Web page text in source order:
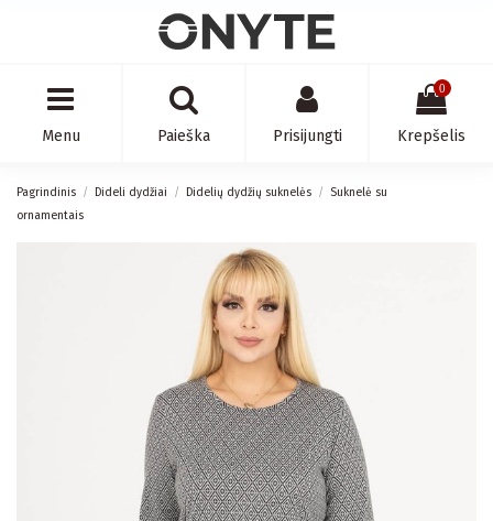
Menu Paieška Prisijungti
0
Krepšelis
Pagrindinis Dideli dydžiai Didelių dydžių suknelės
Suknelė su
ornamentais